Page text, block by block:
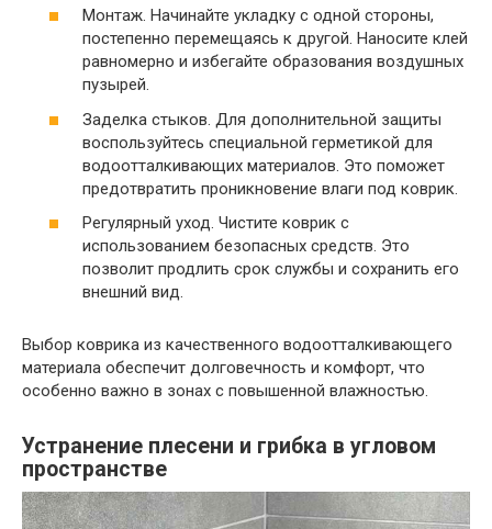
Монтаж. Начинайте укладку с одной стороны,
постепенно перемещаясь к другой. Наносите клей
равномерно и избегайте образования воздушных
пузырей.
Заделка стыков. Для дополнительной защиты
воспользуйтесь специальной герметикой для
водоотталкивающих материалов. Это поможет
предотвратить проникновение влаги под коврик.
Регулярный уход. Чистите коврик с
использованием безопасных средств. Это
позволит продлить срок службы и сохранить его
внешний вид.
Выбор коврика из качественного водоотталкивающего
материала обеспечит долговечность и комфорт, что
особенно важно в зонах с повышенной влажностью.
Устранение плесени и грибка в угловом
пространстве